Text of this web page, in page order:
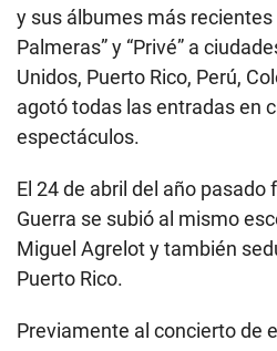
y sus álbumes más recientes
Palmeras” y “Privé” a
Unidos, Puerto Rico, Perú,
agotó todas las entradas en
espectáculos.
El 24 de abril del año
Guerra se subió al mismo
Miguel Agrelot y también
Puerto Rico.
Previamente al concierto de